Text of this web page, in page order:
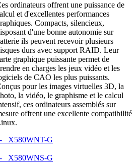
ordinateurs offrent une puissance de
et d'excellentes performances
Compacts, silencieux,
d'une bonne autonomie sur
ils peuvent recevoir plusieurs
durs avec support RAID. Leur
graphique puissante permet de
en charges les jeux vidéo et les
de CAO les plus puissants.
pour les images virtuelles 3D, la
la vidéo, le graphisme et le calcul
ces ordinateurs assemblés sur
offrent une excellente compatibilité
X580WNT-G
X580WNS-G